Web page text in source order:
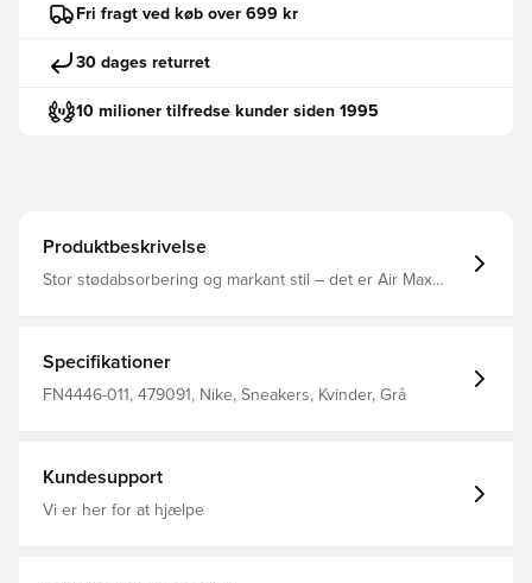
Fri fragt ved køb over 699 kr
30 dages returret
10 milioner tilfredse kunder siden 1995
Produktbeskrivelse
Stor stødabsorbering og markant stil – det er Air Max
til hverdagsbrug.
Specifikationer
FN4446-011, 479091, Nike, Sneakers, Kvinder, Grå
Kundesupport
Vi er her for at hjælpe